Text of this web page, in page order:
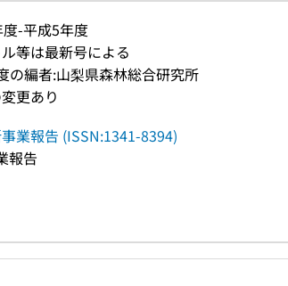
-平成5年度
等は最新号による
の編者:山梨県森林総合研究所
更あり
業報告 (ISSN:1341-8394)
報告